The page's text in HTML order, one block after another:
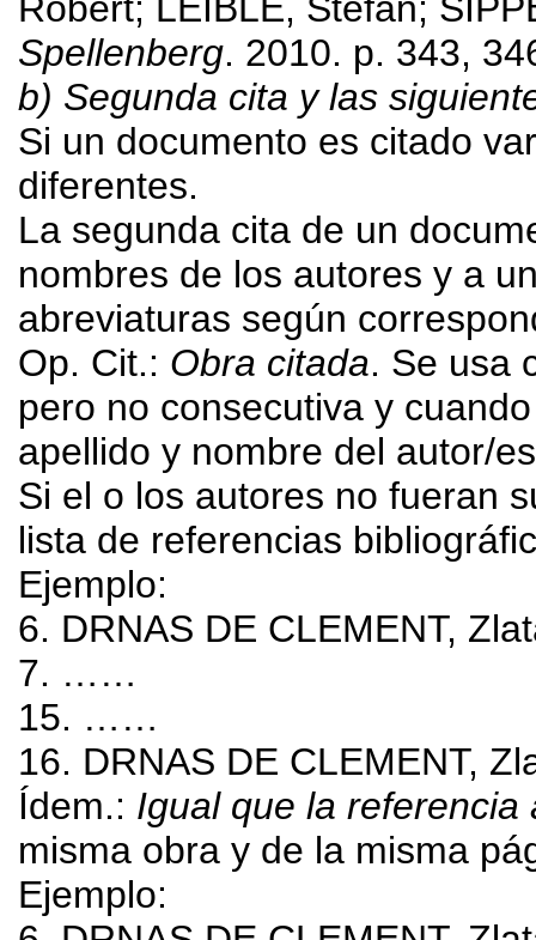
Spellenberg. 2010. p. 343,
b) Segunda cita y las
Si un documento es citado
diferentes.
La segunda cita de un
nombres de los autores y a
abreviaturas según
Op. Cit.: Obra citada. Se usa
pero no consecutiva y
apellido y nombre del autor/
Si el o los autores no fueran
lista de referencias
Ejemplo:
6. DRNAS DE CLEMENT,
7. ……
15. ……
16. DRNAS DE CLEMENT,
Ídem.: Igualque la referencia
misma obra y de la misma
Ejemplo: